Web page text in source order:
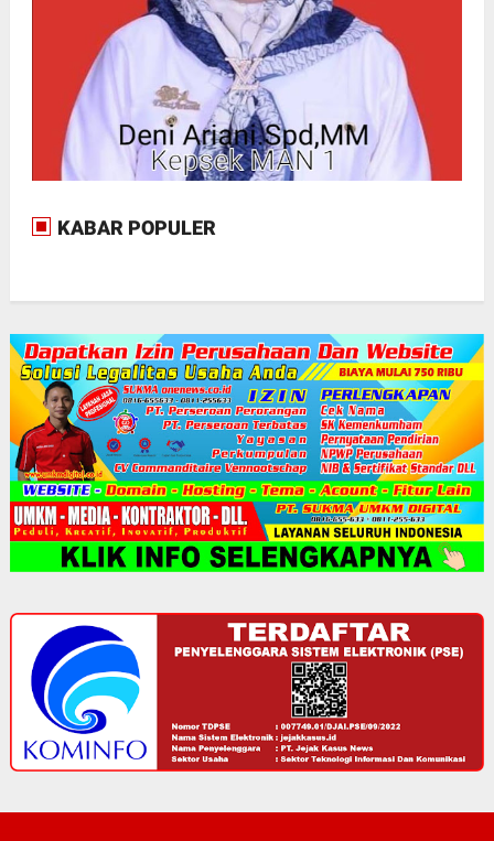
KABAR POPULER